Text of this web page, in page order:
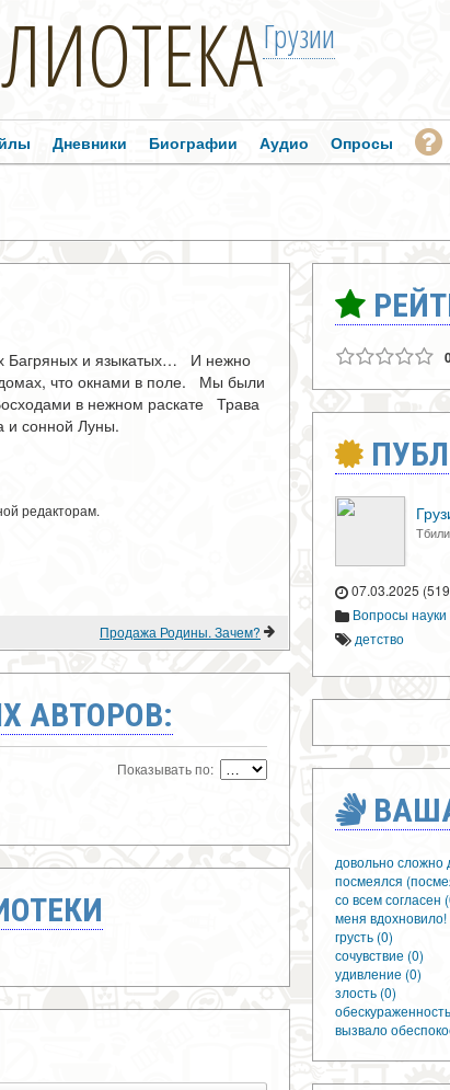
Грузии
Дневники Биографии Аудио Опросы
Багряных и языкатых… И нежно
что окнами в поле. Мы были
в нежном раскате Трава
и сонной Луны.
редакторам.
Продажа Родины. Зачем?
АВТОРОВ:
Показывать по:
07.03.2025
Вопросы науки
детство
довольно сложно
посмеялся
со всем согласен
меня вдохновило!
грусть (0)
сочувствие (0)
удивление (0)
злость (0)
вызвало